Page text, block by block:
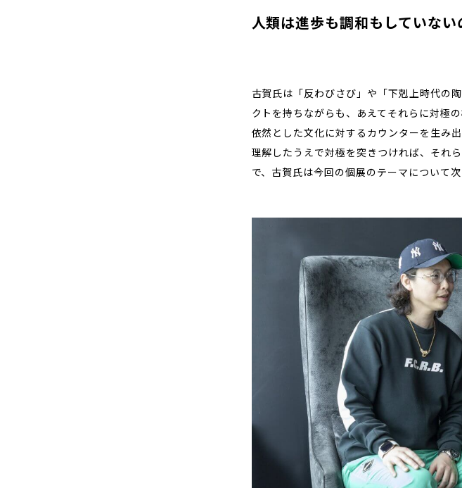
人類は進歩も調和もしていな
古賀氏は「反わびさび」や「下剋上時代の
クトを持ちながらも、あえてそれらに対極
依然とした文化に対するカウンターを生み
理解したうえで対極を突きつければ、それ
で、古賀氏は今回の個展のテーマについて次